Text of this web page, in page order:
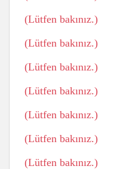
(Lütfen bakınız.)
(Lütfen bakınız.)
(Lütfen bakınız.)
(Lütfen bakınız.)
(Lütfen bakınız.)
(Lütfen bakınız.)
(Lütfen bakınız.)